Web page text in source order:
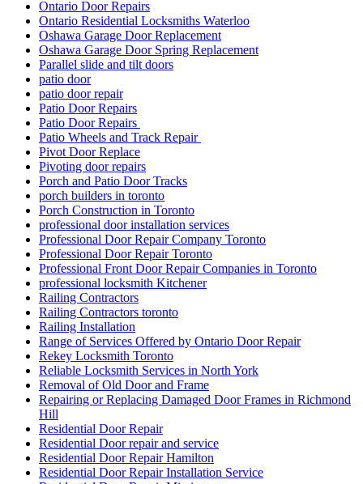
Ontario Door Repairs
Ontario Residential Locksmiths Waterloo
Oshawa Garage Door Replacement
Oshawa Garage Door Spring Replacement
Parallel slide and tilt doors
patio door
patio door repair
Patio Door Repairs
Patio Door Repairs
Patio Wheels and Track Repair
Pivot Door Replace
Pivoting door repairs
Porch and Patio Door Tracks
porch builders in toronto
Porch Construction in Toronto
professional door installation services
Professional Door Repair Company Toronto
Professional Door Repair Toronto
Professional Front Door Repair Companies in Toronto
professional locksmith Kitchener
Railing Contractors
Railing Contractors toronto
Railing Installation
Range of Services Offered by Ontario Door Repair
Rekey Locksmith Toronto
Reliable Locksmith Services in North York
Removal of Old Door and Frame
Repairing or Replacing Damaged Door Frames in Richmond
Hill
Residential Door Repair
Residential Door repair and service
Residential Door Repair Hamilton
Residential Door Repair Installation Service